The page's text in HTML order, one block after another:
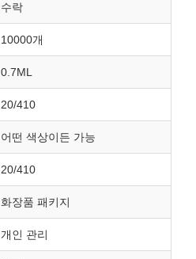
수락
10000개
0.7ML
20/410
어떤 색상이든 가능
20/410
화장품 패키지
개인 관리